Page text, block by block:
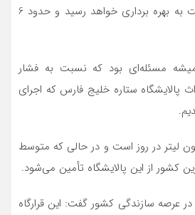
وی افزود: تا کمتر از دو سال آینده، فاز نخست این پالایشگاه با 50 درصد ظرفیت به بهره برداری خواهد رسید و حدود 6
مسئله‌ای بود که نسبت به فشار
پالایشگاه ستاره خلیج فارس که اجرای
ظرفیت تولید روزانه بنزین در پالایشگاه ستاره خلیج فارس، 45 میلیون لیتر در روز است و در حالی که متوسط
الانبیاء (ص) در عرصه سازندگی کشور گفت: این قرارگاه